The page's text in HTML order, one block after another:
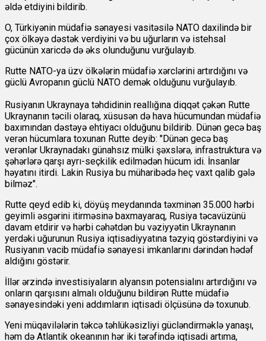
əldə etdiyini bildirib.
O, Türkiyənin müdafiə sənayesi vasitəsilə NATO daxilində bir
çox ölkəyə dəstək verdiyini və bu uğurların və istehsal
gücünün xaricdə də əks olunduğunu vurğulayıb.
Rutte NATO-ya üzv ölkələrin müdafiə xərclərini artırdığını və
güclü Avropanın güclü NATO demək olduğunu vurğulayıb.
Rusiyanın Ukraynaya təhdidinin reallığına diqqət çəkən Rutte
Ukraynanın təcili olaraq, xüsusən də hava hücumundan müdafiə
baxımından dəstəyə ehtiyacı olduğunu bildirib. Dünən gecə baş
verən hücumlara toxunan Rutte deyib: "Dünən gecə baş
verənlər Ukraynadakı günahsız mülki şəxslərə, infrastruktura və
şəhərlərə qarşı ayrı-seçkilik edilmədən hücum idi. İnsanlar
həyatını itirdi. Lakin Rusiya bu müharibədə heç vaxt qalib gələ
bilməz".
Rutte qeyd edib ki, döyüş meydanında təxminən 35.000 hərbi
geyimli əsgərini itirməsinə baxmayaraq, Rusiya təcavüzünü
davam etdirir və hərbi cəhətdən bu vəziyyətin Ukraynanın
yerdəki uğurunun Rusiya iqtisadiyyatına təzyiq göstərdiyini və
Rusiyanın vacib müdafiə sənayesi imkanlarını dərindən hədəf
aldığını göstərir.
İllər ərzində investisiyaların alyansın potensialını artırdığını və
onların qarşısını almalı olduğunu bildirən Rutte müdafiə
sənayesindəki yeni addımların iqtisadi ölçüsünə də toxunub.
Yeni müqavilələrin təkcə təhlükəsizliyi gücləndirməklə yanaşı,
həm də Atlantik okeanının hər iki tərəfində iqtisadi artıma,